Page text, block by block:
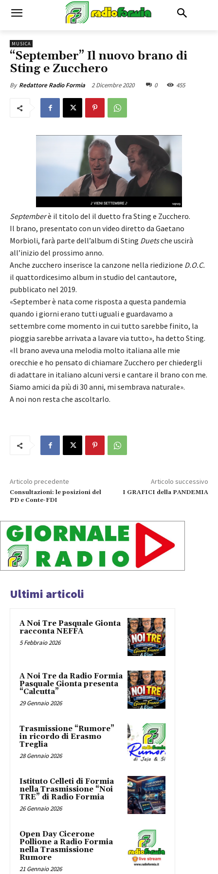
MUSICA
“September” Il nuovo brano di
Sting e Zucchero
By Redattore Radio Formia 2 Dicembre 2020 0 455
Septemberè il titolo del il duetto fra Sting e Zucchero.
Il brano, presentato con un video diretto da Gaetano
Morbioli, farà parte dell’album di Sting Duetsche uscirà
all’inizio del prossimo anno.
Anche zucchero inserisce la canzone nella riedizione D.O.C.
il quattordicesimo album in studio del cantautore,
pubblicato nel 2019.
«September è nata come risposta a questa pandemia
quando i giorni erano tutti uguali e guardavamo a
settembre come momento in cui tutto sarebbe finito, la
pioggia sarebbe arrivata a lavare via tutto», ha detto Sting.
«Il brano aveva una melodia molto italiana alle mie
orecchie e ho pensato di chiamare Zucchero per chiedergli
di adattare in italiano alcuni versi e cantare il brano con me.
Siamo amici da più di 30 anni, mi sembrava naturale».
A noi non resta che ascoltarlo.
Articolo precedente
Consultazioni: le posizioni del
PD e Conte-FDI
Articolo successivo
I GRAFICI della PANDEMIA
Ultimi articoli
A Noi Tre Pasquale Gionta
racconta NEFFA
5 Febbraio 2026
A Noi Tre da Radio Formia
Pasquale Gionta presenta
“Calcutta”
29 Gennaio 2026
Trasmissione “Rumore”
in ricordo di Erasmo
Treglia
28 Gennaio 2026
Istituto Celleti di Formia
nella Trasmissione “Noi
TRE” di Radio Formia
26 Gennaio 2026
Open Day Cicerone
Pollione a Radio Formia
nella Trasmissione
Rumore
21 Gennaio 2026